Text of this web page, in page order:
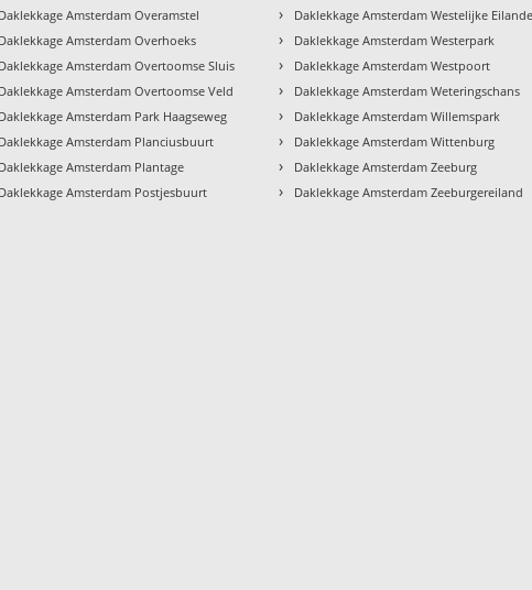
Daklekkage Amsterdam Overamstel
Daklekkage Amsterdam Overhoeks
Daklekkage Amsterdam Overtoomse Sluis
Daklekkage Amsterdam Overtoomse Veld
Daklekkage Amsterdam Park Haagseweg
Daklekkage Amsterdam Planciusbuurt
Daklekkage Amsterdam Plantage
Daklekkage Amsterdam Postjesbuurt
› Daklekkage Amsterdam Westelijke
› Daklekkage Amsterdam Westerpark
› Daklekkage Amsterdam Westpoort
› Daklekkage Amsterdam Weteringschans
› Daklekkage Amsterdam Willemspark
› Daklekkage Amsterdam Wittenburg
› Daklekkage Amsterdam Zeeburg
› Daklekkage Amsterdam Zeeburgereiland